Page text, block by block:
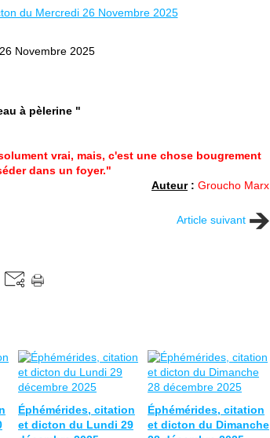
Novembre 2025
à pèlerine "
vrai, mais, c'est une chose bougrement
dans un foyer."
Auteur: Groucho Marx
Article suivant
Éphémérides, citation
et dicton du Lundi 29
Éphémérides, citation
et dicton du Dimanche